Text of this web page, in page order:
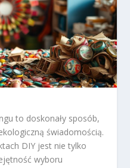
to doskonały sposób,
świadomością.
DIY jest nie tylko
wyboru